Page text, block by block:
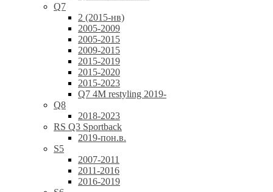
Q7
2 (2015-нв)
2005-2009
2005-2015
2009-2015
2015-2019
2015-2020
2015-2023
Q7 4M restyling 2019-
Q8
2018-2023
RS Q3 Sportback
2019-пон.в.
S5
2007-2011
2011-2016
2016-2019